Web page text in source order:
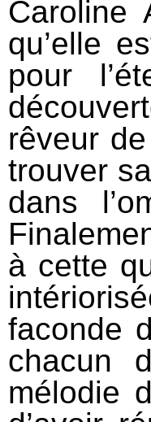
Caroline
qu’elle
pour
rêveur
trouver
dans
à cette
faconde
chacun
mélodie